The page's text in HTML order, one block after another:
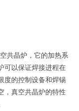
共晶炉，它的加热系
可以保证焊接进程在
度的控制设备和焊锡
，真空共晶炉的特性